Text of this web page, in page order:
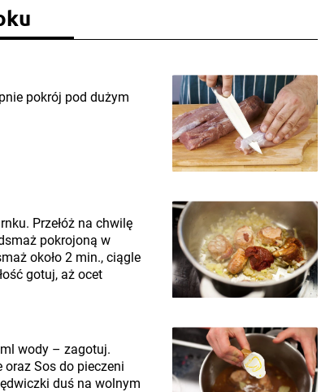
pokrój pod dużym
Przełóż na chwilę
pokrojoną w
około 2 min., ciągle
gotuj, aż ocet
wody – zagotuj.
Sos do pieczeni
duś na wolnym